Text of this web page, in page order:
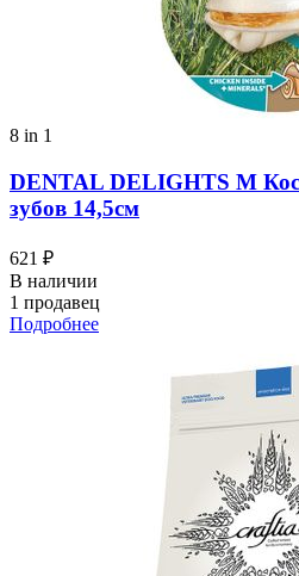
8 in 1
DENTAL DELIGHTS M
зубов 14,5см
621 ₽
В наличии
1 продавец
Подробнее